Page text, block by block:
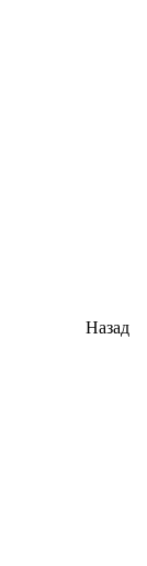
Назад